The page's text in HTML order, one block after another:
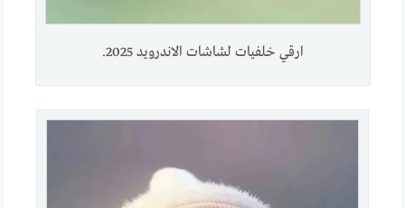
ارقي خلفيات لشاشات الاندرويد 2025.